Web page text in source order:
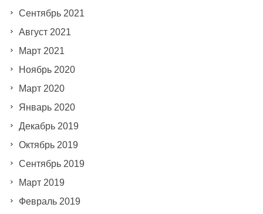
Сентябрь 2021
Август 2021
Март 2021
Ноябрь 2020
Март 2020
Январь 2020
Декабрь 2019
Октябрь 2019
Сентябрь 2019
Март 2019
Февраль 2019